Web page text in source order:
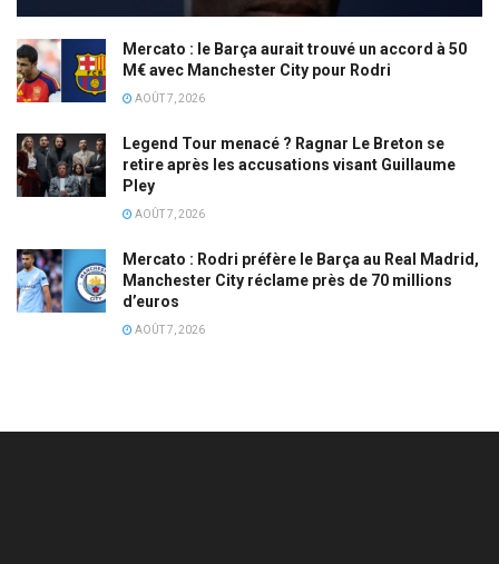
Mercato : le Barça aurait trouvé un accord à 50
M€ avec Manchester City pour Rodri
AOÛT 7, 2026
Legend Tour menacé ? Ragnar Le Breton se
retire après les accusations visant Guillaume
Pley
AOÛT 7, 2026
Mercato : Rodri préfère le Barça au Real Madrid,
Manchester City réclame près de 70 millions
d’euros
AOÛT 7, 2026